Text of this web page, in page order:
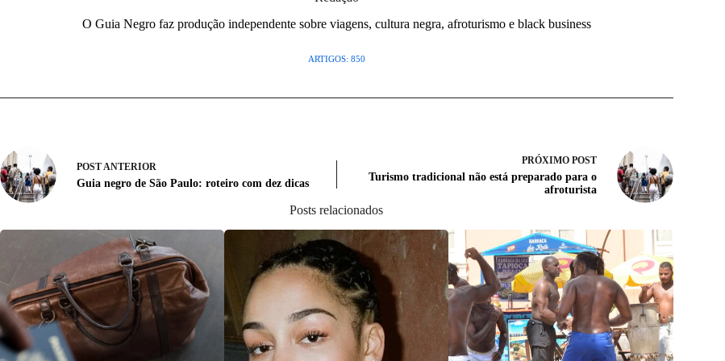
O Guia Negro faz produção independente sobre viagens, cultura negra, afroturismo e black business
ARTIGOS: 850
POSTANTERIOR
Guia negro de São Paulo: roteiro com dez dicas
PRÓXIMO POST
Turismo tradicional não está preparado para o
afroturista
Posts relacionados